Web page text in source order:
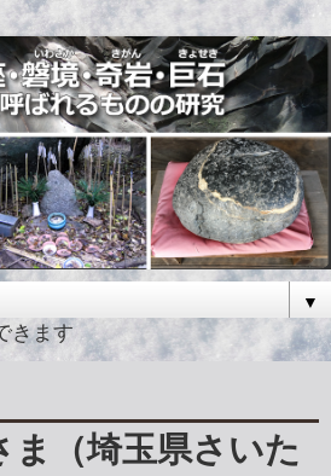
▼
きます
ま（埼玉県さいた